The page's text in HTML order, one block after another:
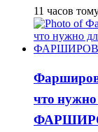
11 часов
что